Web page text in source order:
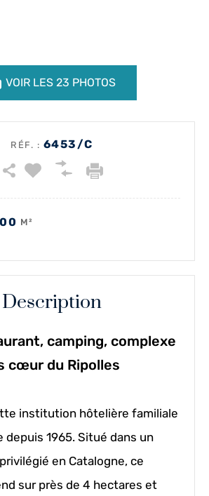
VOIR LES 23 PHOTOS
RÉF. : 6453/C
M²
Description
camping, complexe
cœur du Ripolles
institution hôtelière familiale
depuis 1965. Situé dans un
en Catalogne, ce
sur près de 4 hectares et